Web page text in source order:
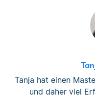
Tanja hat einen
und daher viel